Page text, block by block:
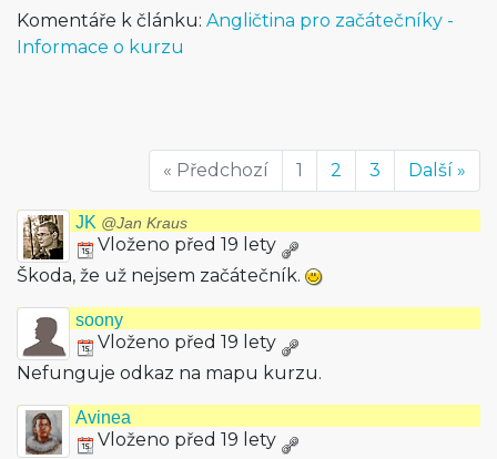
Komentáře k článku: Angličtina pro začátečníky -
Informace o kurzu
« Předchozí 1 2 3 Další »
JK @Jan Kraus
Vloženo před 19 lety
Škoda, že už nejsem začátečník.
soony
Vloženo před 19 lety
Nefunguje odkaz na mapu kurzu.
Avinea
Vloženo před 19 lety